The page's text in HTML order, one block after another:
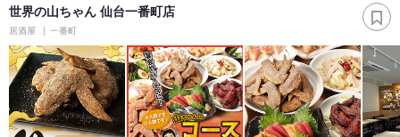
世界の山ちゃん 仙台一番町店
居酒屋 一番町